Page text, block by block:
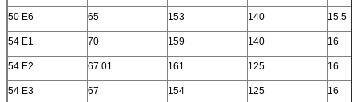
50 E6 65 153 140 15.5
54 E1 70 159 140 16
54 E2 67.01 161 125 16
54 E3 67 154 125 16